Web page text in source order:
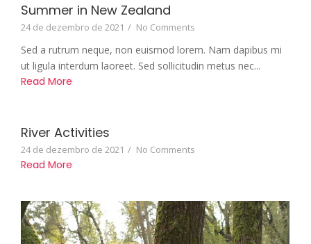
Summer in New Zealand
24 de dezembro de 2021 / No Comments
Sed a rutrum neque, non euismod lorem. Nam dapibus mi
ut ligula interdum laoreet. Sed sollicitudin metus nec...
Read More
River Activities
24 de dezembro de 2021 / No Comments
Read More